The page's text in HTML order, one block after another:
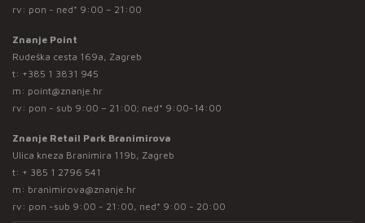
rv: pon - ned* 9:00 – 21:00
Znanje Point
Rudeška cesta 169a, Zagreb
t: +385 1 3831 945
m: point@znanje.hr
rv: pon - sub 9:00 – 21:00; ned* 9:00-14:00
Znanje Retail Park Branimirova
Ulica kneza Branimira 119b, Zagreb
t: + 385 1 2796 541
m: branimirova@znanje.hr
rv: pon -sub 9:00 - 21:00, ned* 9:00 - 20:00